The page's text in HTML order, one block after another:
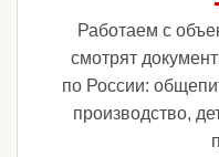
Работаем с
смотрят
по России:
производство,